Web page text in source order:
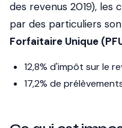
des revenus 2019), les
par des particuliers
Forfaitaire Unique
12,8% d'impôt sur le
17,2% de